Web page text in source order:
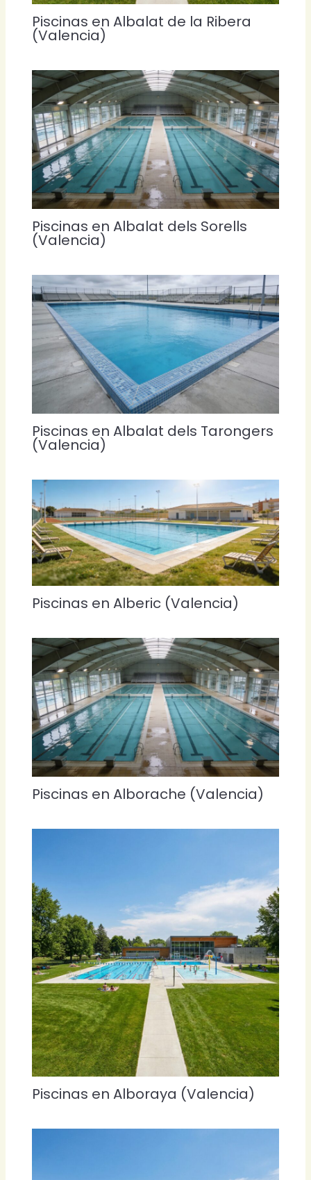
Piscinas en Albalat de la Ribera
(Valencia)
Piscinas en Albalat dels Sorells
(Valencia)
Piscinas en Albalat dels Tarongers
(Valencia)
Piscinas en Alberic (Valencia)
Piscinas en Alborache (Valencia)
Piscinas en Alboraya (Valencia)